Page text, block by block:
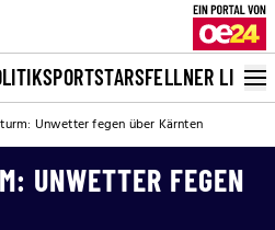
SPORTSTARSFELLNER LIVE
Unwetter fegen über Kärnten
UNWETTER FEGEN